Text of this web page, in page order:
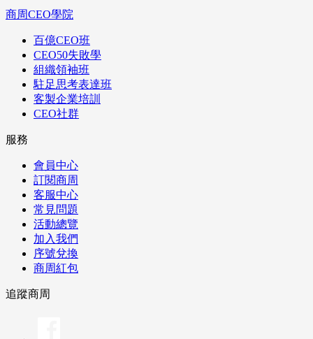
商周CEO學院
百億CEO班
CEO50失敗學
組織領袖班
駐足思考表達班
客製企業培訓
CEO社群
服務
會員中心
訂閱商周
客服中心
常見問題
活動總覽
加入我們
序號兌換
商周紅包
追蹤商周